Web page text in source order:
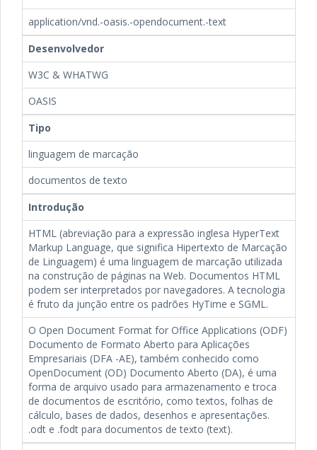
application/vnd.-oasis.-opendocument.-text
Desenvolvedor
W3C & WHATWG
OASIS
Tipo
linguagem de marcação
documentos de texto
Introdução
HTML (abreviação para a expressão inglesa HyperText
Markup Language, que significa Hipertexto de Marcação
de Linguagem) é uma linguagem de marcação utilizada
na construção de páginas na Web. Documentos HTML
podem ser interpretados por navegadores. A tecnologia
é fruto da junção entre os padrões HyTime e SGML.
O Open Document Format for Office Applications (ODF)
Documento de Formato Aberto para Aplicações
Empresariais (DFA -AE), também conhecido como
OpenDocument (OD) Documento Aberto (DA), é uma
forma de arquivo usado para armazenamento e troca
de documentos de escritório, como textos, folhas de
cálculo, bases de dados, desenhos e apresentações.
.odt e .fodt para documentos de texto (text).